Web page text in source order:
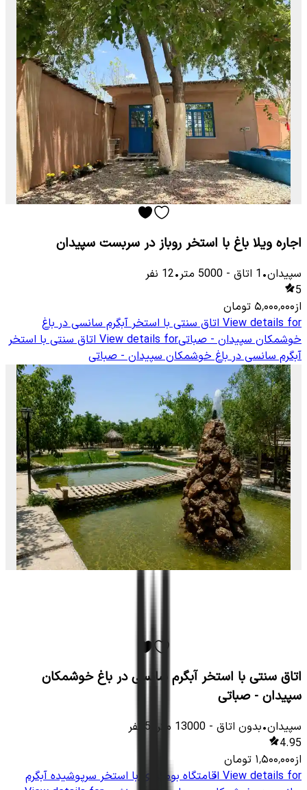
اجاره ویلا باغ با استخر روباز در سربست سپیدان
سپیدان•
1 اتاق -
5000 متر•
12 نفر
5
از۵٬۰۰۰٬۰۰۰ تومان
View details for اتاق سنتی با استخر آبگرم سانسی در باغ
خوشمکان سپیدان - صباتیView details for اتاق سنتی با استخر
آبگرم سانسی در باغ خوشمکان سپیدان - صباتی
اتاق سنتی با استخر آبگرم سانسی در باغ خوشمکان
سپیدان - صباتی
سپیدان•بدون اتاق -
13000 متر 5 نفر
4.95
از۱٬۵۰۰٬۰۰۰ تومان
View details for اقامتگاه بومگردی با استخر سرپوشیده آبگرم